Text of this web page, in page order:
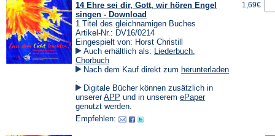
14 Ehre sei dir, Gott, wir hören Engel
singen - Download
1 Titel des gleichnamigen Buches
Artikel-Nr.: DV16/0214
Eingespielt von: Horst Christill
Auch erhältlich als: Liederbuch,
Chorbuch
Nach dem Kauf direkt zum herunterladen
in
einem
neuen
Tab)
.
Digitale Bücher können zusätzlich in
unsererAPP (Öffnet
in
neuen
und in unserem ePaper(Öffnet
genutzt werden.
Empfehlen:
1,69€